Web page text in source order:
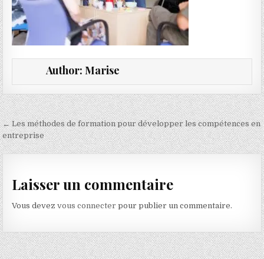
Author: Marise
Navigation de l’article
← Les méthodes de formation pour développer les compétences en
entreprise
Laisser un commentaire
Vous devezvous connecter pour publier un commentaire.